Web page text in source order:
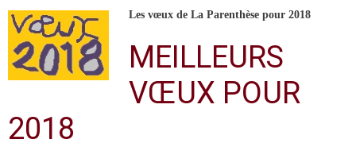
Les vœux de La Parenthèse pour 2018
MEILLEURS
VŒUX POUR
2018